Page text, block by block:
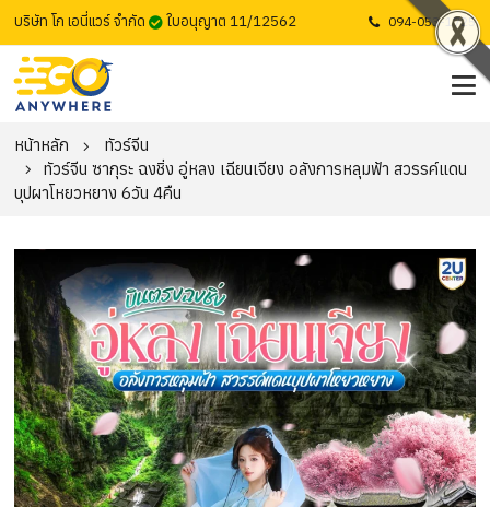
บริษัท โก เอนี่แวร์ จำกัด ใบอนุญาต 11/12562 094-053-1725
หน้าหลัก
ทัวร์จีน
ทัวร์จีน ซากุระ ฉงชิ่ง อู่หลง เฉียนเจียง อลังการหลุมฟ้า สวรรค์แดน
บุปผาโหยวหยาง 6วัน 4คืน